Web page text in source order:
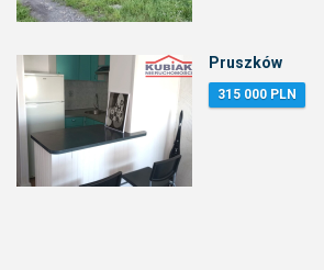
Pruszków
315 000 PLN